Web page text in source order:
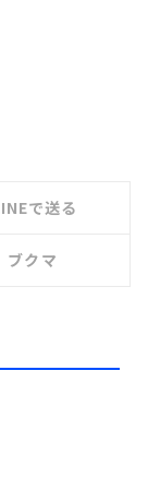
で送る
ブクマ